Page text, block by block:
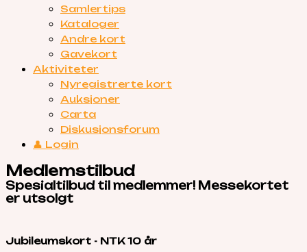
Samlertips
Kataloger
Andre kort
Gavekort
Aktiviteter
Nyregistrerte kort
Auksjoner
Carta
Diskusjonsforum
👤 Login
Medlemstilbud
Spesialtilbud til medlemmer! Messekortet
er utsolgt
Jubileumskort - NTK 10 år